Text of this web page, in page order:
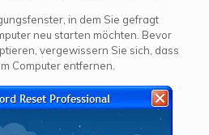
in dem Sie gefragt
neu starten möchten. Bevor
vergewissern Sie sich, dass
Computer entfernen.